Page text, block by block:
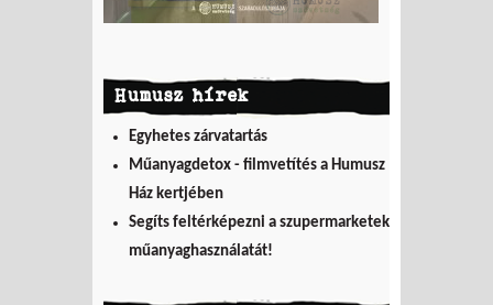
Humusz hírek
Egyhetes zárvatartás
Műanyagdetox - filmvetítés a Humusz
Ház kertjében
Segíts feltérképezni a szupermarketek
műanyaghasználatát!